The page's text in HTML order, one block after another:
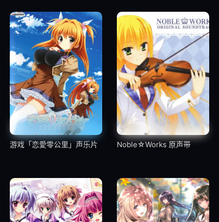
31 11.08.God Bless You
11.09.Crow Song (Acoustic)
33 11.10.Aichemy (Acoustic)
34 11.11.Hot Meal (Acoustic)
[Disc 12] Angel Beats! PERFECT VOCAL COLLECTION
35 12.01.Crow Song (Yui ver.)
36 12.02.Thousand Enemies
37 12.03.Shine Days
游戏「恋愛零公里」声乐片 Noble☆Works 原声带